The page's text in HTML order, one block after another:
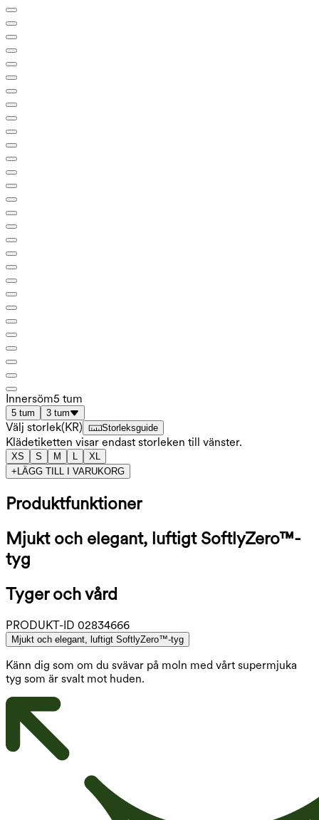
Innersöm5 tum
5 tum 3 tum
Välj storlek(KR) Storleksguide
Klädetiketten visar endast storleken till vänster.
XS S M L
XL
+ LÄGG TILL I VARUKORG
Produktfunktioner
Mjukt och elegant, luftigt SoftlyZero™-
tyg
Tyger och vård
PRODUKT-ID 02834666
Mjukt och elegant, luftigt SoftlyZero™-tyg
Känn dig som om du svävar på moln med vårt supermjuka
tyg som är svalt mot huden.